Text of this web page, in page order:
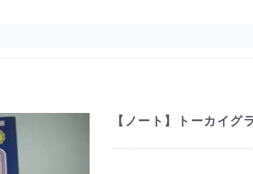
【ノート】トーカイ